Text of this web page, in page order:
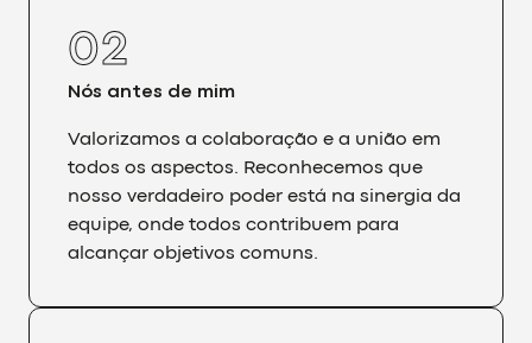
02
Nós antes de mim
Valorizamos a colaboração e a união em
todos os aspectos. Reconhecemos que
nosso verdadeiro poder está na sinergia da
equipe, onde todos contribuem para
alcançar objetivos comuns.